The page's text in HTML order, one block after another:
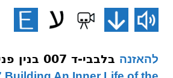
להאזנה בלבבי-ד 007 בנין פנימיות הלב